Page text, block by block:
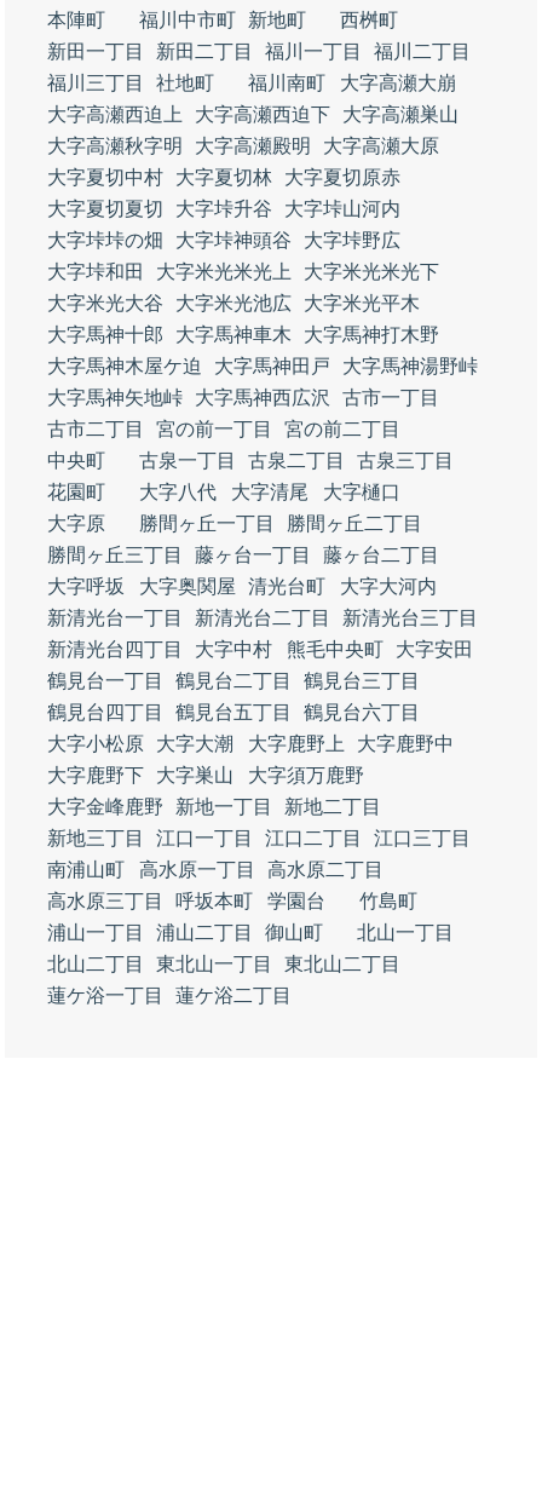
本陣町
福川中市町 新地町
西桝町
新田一丁目
新田二丁目 福川一丁目
福川二丁目
福川三丁目
社地町 福川南町
大字高瀬大崩
大字高瀬西迫上
大字高瀬西迫下
大字高瀬巣山
大字高瀬秋字明
大字高瀬殿明
大字高瀬大原
大字夏切中村
大字夏切林
大字夏切原赤
大字夏切夏切
大字垰升谷
大字垰山河内
大字垰垰の畑
大字垰神頭谷
大字垰野広
大字垰和田
大字米光米光上
大字米光米光下
大字米光大谷
大字米光池広
大字米光平木
大字馬神十郎
大字馬神車木
大字馬神打木野
大字馬神木屋ケ迫
大字馬神田戸
大字馬神湯野峠
大字馬神矢地峠
大字馬神西広沢
古市一丁目
古市二丁目
宮の前一丁目
宮の前二丁目
中央町
古泉一丁目 古泉二丁目
古泉三丁目
花園町
大字八代 大字清尾
大字樋口
大字原
勝間ヶ丘一丁目
勝間ヶ丘二丁目
勝間ヶ丘三丁目
藤ヶ台一丁目
藤ヶ台二丁目
大字呼坂
大字奥関屋 清光台町
大字大河内
新清光台一丁目
新清光台二丁目
新清光台三丁目
新清光台四丁目
大字中村 熊毛中央町
大字安田
鶴見台一丁目
鶴見台二丁目
鶴見台三丁目
鶴見台四丁目
鶴見台五丁目
鶴見台六丁目
大字小松原
大字大潮 大字鹿野上
大字鹿野中
大字鹿野下
大字巣山
大字須万鹿野
大字金峰鹿野
新地一丁目
新地二丁目
新地三丁目
江口一丁目 江口二丁目
江口三丁目
南浦山町
高水原一丁目
高水原二丁目
高水原三丁目
呼坂本町 学園台
竹島町
浦山一丁目
浦山二丁目 御山町
北山一丁目
北山二丁目
東北山一丁目
東北山二丁目
蓮ケ浴一丁目
蓮ケ浴二丁目